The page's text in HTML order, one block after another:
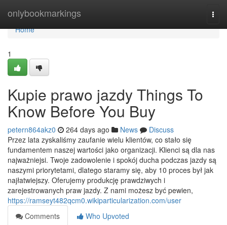
onlybookmarkings
Home
Home
1
Kupie prawo jazdy Things To
Know Before You Buy
petern864akz0 264 days ago News
Discuss
Przez lata zyskaliśmy zaufanie wielu klientów, co stało się
fundamentem naszej wartości jako organizacji. Klienci są dla nas
najważniejsi. Twoje zadowolenie i spokój ducha podczas jazdy są
naszymi priorytetami, dlatego staramy się, aby 10 proces był jak
najłatwiejszy. Oferujemy produkcję prawdziwych i
zarejestrowanych praw jazdy. Z nami możesz być pewien,
https://ramseyt482qcm0.wikiparticularization.com/user
Comments
Who Upvoted